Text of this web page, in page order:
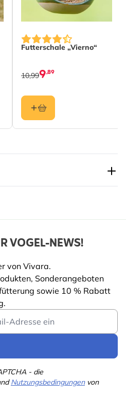
von
entwickelt
für noch mehr Energie;
Futterschale „Vierno“
9,89
10,99
VOGEL-NEWS!
von Vivara.
Sonderangeboten
sowie 10 % Rabatt
- die
Nutzungsbedingungenvon